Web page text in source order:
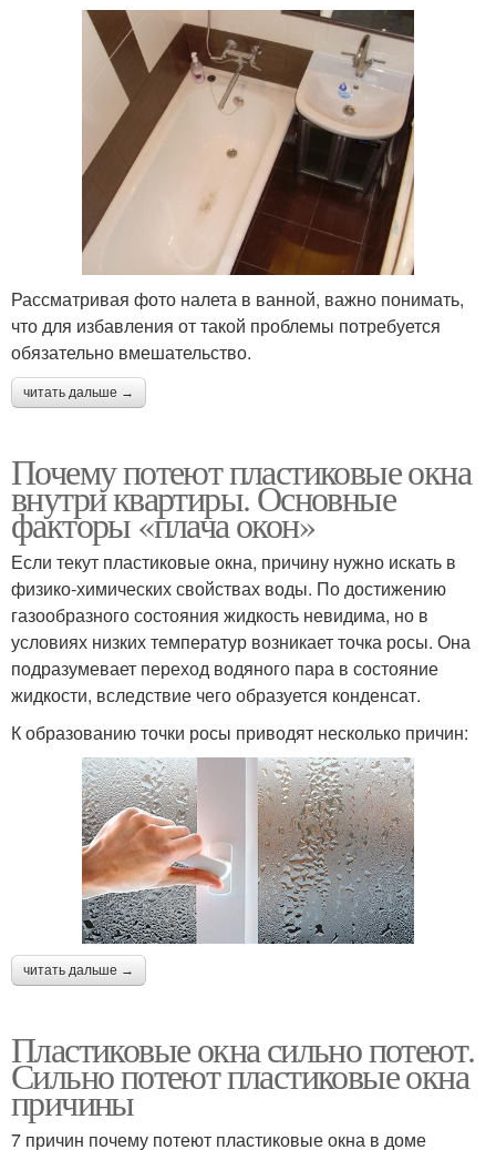
Рассматривая фото налета в ванной, важно понимать,
что для избавления от такой проблемы потребуется
обязательно вмешательство.
читать дальше →
Почему потеют пластиковые окна
внутри квартиры. Основные
факторы «плача окон»
Если текут пластиковые окна, причину нужно искать в
физико-химических свойствах воды. По достижению
газообразного состояния жидкость невидима, но в
условиях низких температур возникает точка росы. Она
подразумевает переход водяного пара в состояние
жидкости, вследствие чего образуется конденсат.
К образованию точки росы приводят несколько причин:
читать дальше →
Пластиковые окна сильно потеют.
Сильно потеют пластиковые окна
причины
7 причин почему потеют пластиковые окна в доме